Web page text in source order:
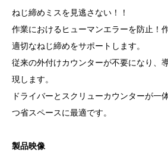
ねじ締めミスを見逃さない！！
作業におけるヒューマンエラーを防止！
適切なねじ締めをサポートします。
従来の外付けカウンターが不要になり、
現します。
ドライバーとスクリューカウンターが一
つ省スペースに最適です。
製品映像